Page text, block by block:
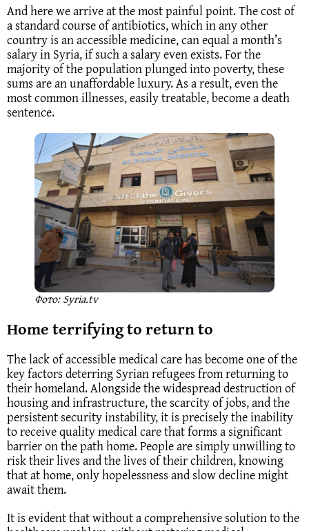
And here we arrive at the most painful point. The cost of
a standard course of antibiotics, which in any other
country is an accessible medicine, can equal a month’s
salary in Syria, if such a salary even exists. For the
majority of the population plunged into poverty, these
sums are an unaffordable luxury. As a result, even the
most common illnesses, easily treatable, become a death
sentence.
Фото: Syria.tv
Home terrifying to return to
The lack of accessible medical care has become one of the
key factors deterring Syrian refugees from returning to
their homeland. Alongside the widespread destruction of
housing and infrastructure, the scarcity of jobs, and the
persistent security instability, it is precisely the inability
to receive quality medical care that forms a significant
barrier on the path home. People are simply unwilling to
risk their lives and the lives of their children, knowing
that at home, only hopelessness and slow decline might
await them.
It is evident that without a comprehensive solution to the